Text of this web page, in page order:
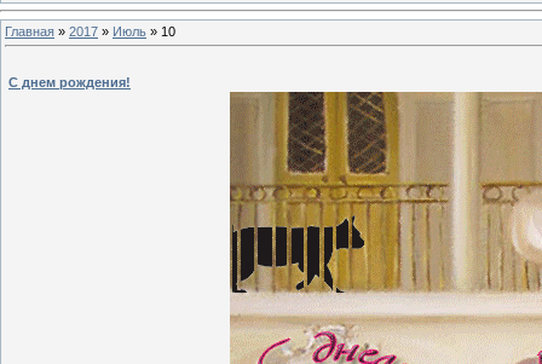
Главная » 2017 » Июль » 10
С днем рождения!